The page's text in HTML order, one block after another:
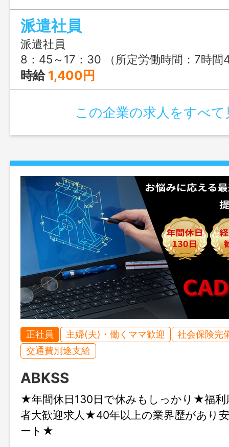
派遣社員
派遣社員
8：45～17：30 （所定労働時間：7時間45分） ※昼休憩：11：30～
時給 1,400円
この企業の求人をすべて
正社員 主婦(夫)・働くママ歓迎
社会保険完
交通費別途支給
ABKSS
★年間休日130日で休みもしっかり★福
者大歓迎求人★40年以上の業界歴があり
ート★